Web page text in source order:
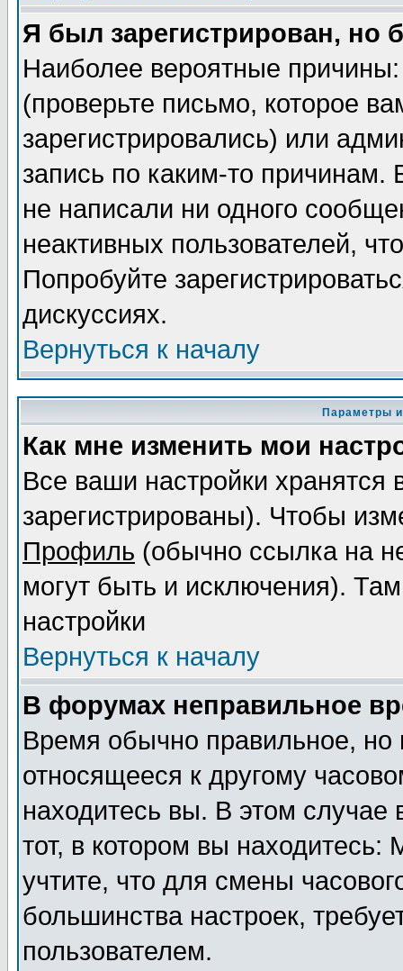
Я был зарегистрирован, но
Наиболее вероятные
(проверьте письмо, которое
зарегистрировались) или
запись по каким-то
не написали ни одного
неактивных пользователей,
Попробуйте
дискуссиях.
Вернуться к началу
Параметры
Как мне изменить мои
Все ваши настройки
зарегистрированы). Чтобы
Профиль (обычно ссылка на
могут быть и исключения).
настройки
Вернуться к началу
В форумах неправильное
Время обычно правильное,
относящееся к другому
находитесь вы. В этом
тот, в котором вы
учтите, что для смены
большинства настроек,
пользователем.